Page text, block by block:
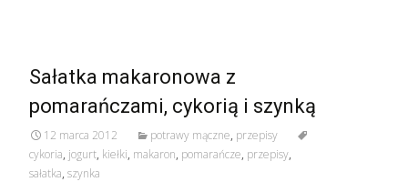
Sałatka makaronowa z
pomarańczami, cykorią i szynką
12 marca 2012 potrawy mączne, przepisy
cykoria, jogurt, kiełki, makaron, pomarańcze, przepisy,
sałatka, szynka